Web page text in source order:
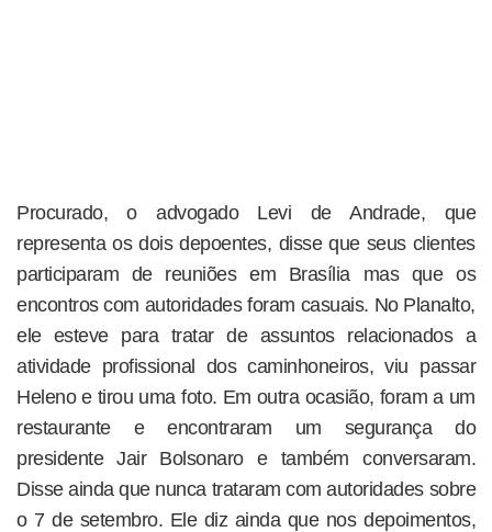
Procurado, o advogado Levi de Andrade, que
representa os dois depoentes, disse que seus clientes
participaram de reuniões em Brasília mas que os
encontros com autoridades foram casuais. No Planalto,
ele esteve para tratar de assuntos relacionados a
atividade profissional dos caminhoneiros, viu passar
Heleno e tirou uma foto. Em outra ocasião, foram a um
restaurante e encontraram um segurança do
presidente Jair Bolsonaro e também conversaram.
Disse ainda que nunca trataram com autoridades sobre
o 7 de setembro. Ele diz ainda que nos depoimentos,